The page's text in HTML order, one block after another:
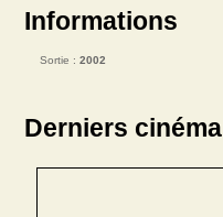
Informations
Sortie : 2002
Derniers cinéma